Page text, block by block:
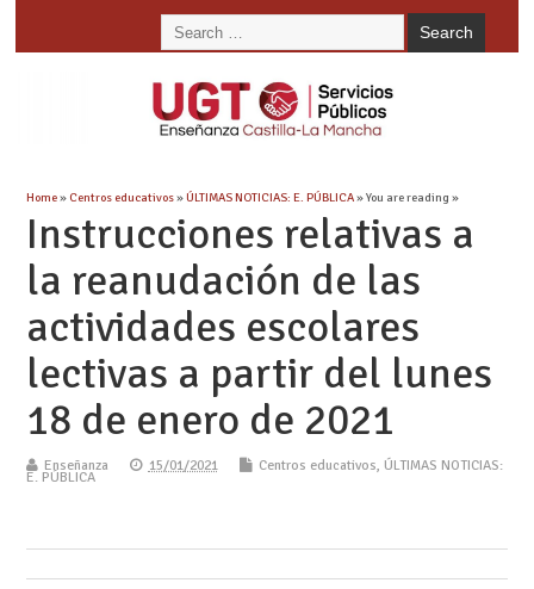
Home» Centros educativos»ÚLTIMAS NOTICIAS: E. PÚBLICA» You are reading »
Instrucciones relativas a
la reanudación de las
actividades escolares
lectivas a partir del lunes
18 de enero de 2021
Enseñanza 15/01/2021 Centros educativos, ÚLTIMAS NOTICIAS:
E. PÚBLICA